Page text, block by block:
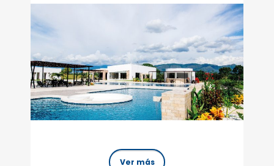
Ver más